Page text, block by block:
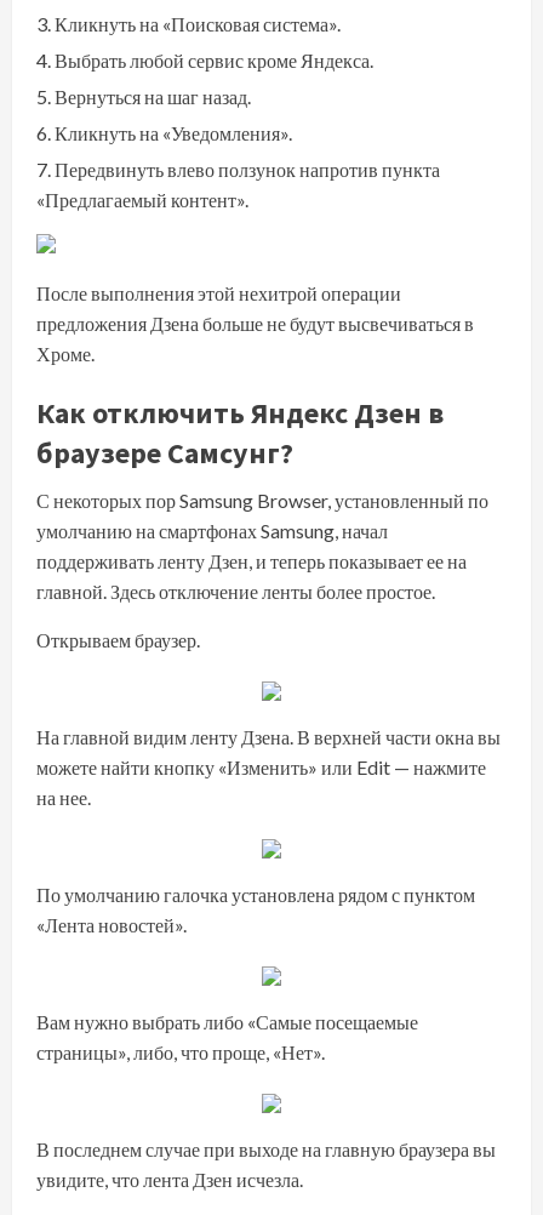
Кликнуть на «Поисковая система».
Выбрать любой сервис кроме Яндекса.
Вернуться на шаг назад.
Кликнуть на «Уведомления».
Передвинуть влево ползунок напротив пункта
«Предлагаемый контент».
После выполнения этой нехитрой операции
предложения Дзена больше не будут высвечиваться в
Хроме.
Как отключить Яндекс Дзен в
браузере Самсунг?
С некоторых пор Samsung Browser, установленный по
умолчанию на смартфонах Samsung, начал
поддерживать ленту Дзен, и теперь показывает ее на
главной. Здесь отключение ленты более простое.
Открываем браузер.
На главной видим ленту Дзена. В верхней части окна вы
можете найти кнопку «Изменить» или Edit — нажмите
на нее.
По умолчанию галочка установлена рядом с пунктом
«Лента новостей».
Вам нужно выбрать либо «Самые посещаемые
страницы», либо, что проще, «Нет».
В последнем случае при выходе на главную браузера вы
увидите, что лента Дзен исчезла.